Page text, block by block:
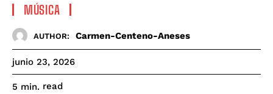
MÚSICA
AUTHOR: Carmen-Centeno-Aneses
junio 23, 2026
5 min. read